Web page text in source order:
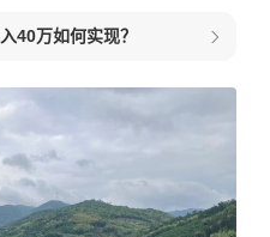
40万如何实现？